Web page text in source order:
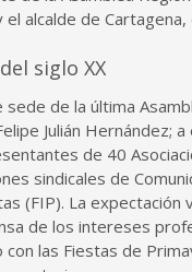
alcalde de
siglo XX
sede de la última
Julián
de 40
sindicales de
(FIP). La
de los intereses
las Fiestas de